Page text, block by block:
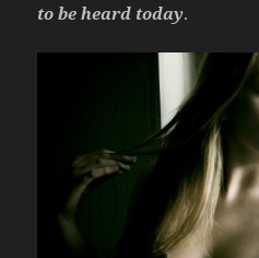
to be heard today.